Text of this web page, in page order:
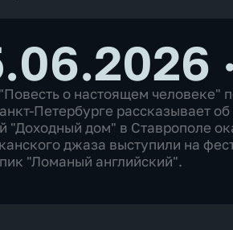
о настоящем человеке"
Петербурге рассказывает
"Доходный дом" в Ставрополе
джаза выступили на
"Ломаный английский".